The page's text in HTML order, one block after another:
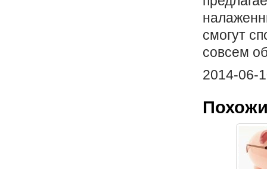
смогут
совсем
2014-06-